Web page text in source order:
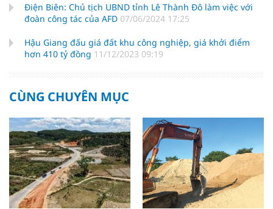
Điện Biên: Chủ tịch UBND tỉnh Lê Thành Đô làm việc với
đoàn công tác của AFD 07/06/2024 17:25
Hậu Giang đấu giá đất khu công nghiệp, giá khởi điểm
hơn 410 tỷ đồng 11/12/2023 09:19
CÙNG CHUYÊN MỤC